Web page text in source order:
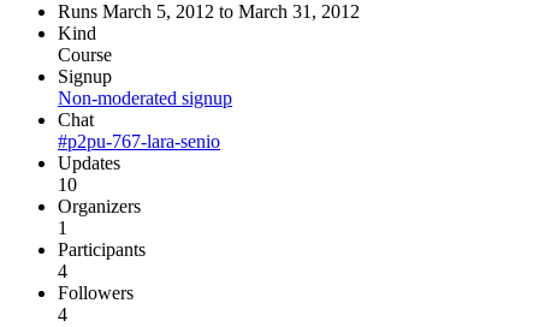
Runs March 5, 2012 to March 31, 2012
Kind
Course
Signup
Non-moderated signup
Chat
#p2pu-767-lara-senio
Updates
10
Organizers
1
Participants
4
Followers
4